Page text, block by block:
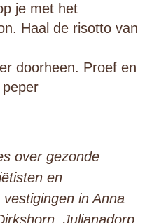
je met het
Haal de risotto van
doorheen. Proef en
over gezonde
en
in Anna
Julianadorp,